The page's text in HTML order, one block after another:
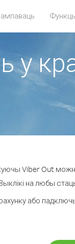
у
Viber Out
на любы
або